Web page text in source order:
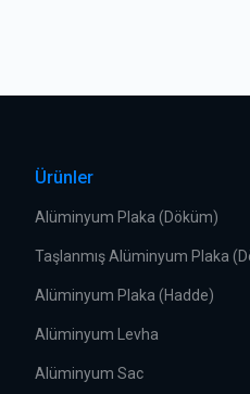
Ürünler
Alüminyum Plaka (Döküm)
Taşlanmış Alüminyum Plaka
Alüminyum Plaka (Hadde)
Alüminyum Levha
Alüminyum Sac